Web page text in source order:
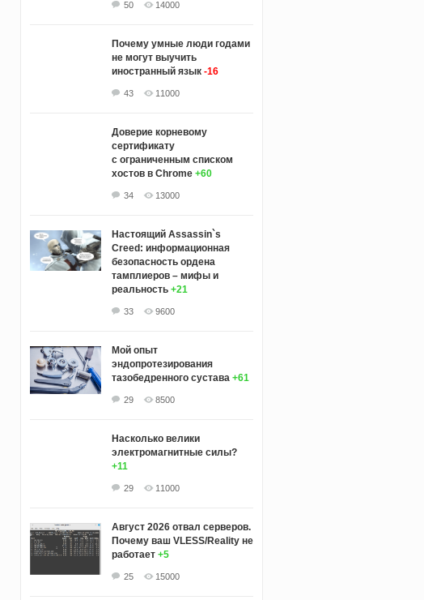
50 14000
Почему умные люди годами
не могут выучить
иностранный язык -16
43 11000
Доверие корневому
сертификату
с ограниченным списком
хостов в Chrome +60
34 13000
Настоящий Assassin`s
Creed: информационная
безопасность ордена
тамплиеров – мифы и
реальность +21
33 9600
Мой опыт
эндопротезирования
тазобедренного сустава +61
29 8500
Насколько велики
электромагнитные силы?
+11
29 11000
Август 2026 отвал серверов.
Почему ваш VLESS/Reality не
работает +5
25 15000